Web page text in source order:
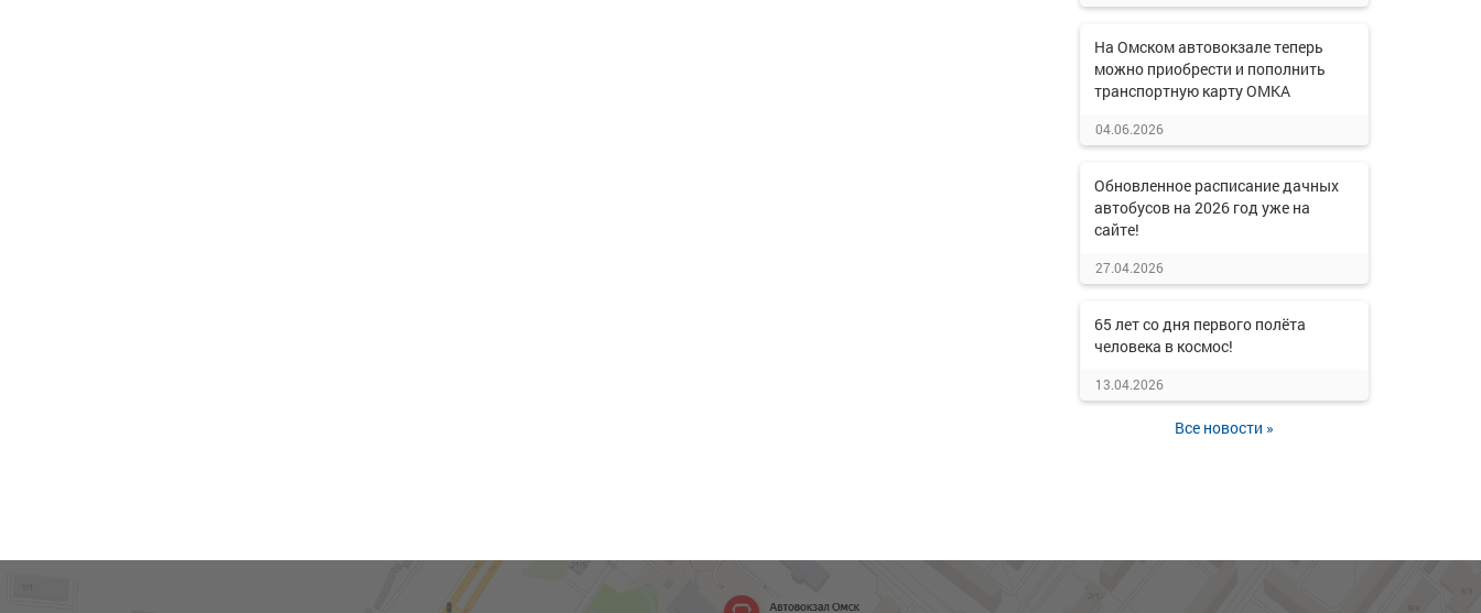
На Омском автовокзале теперь
можно приобрести и пополнить
транспортную карту ОМКА
04.06.2026
Обновленное расписание дачных
автобусов на 2026 год уже на
сайте!
27.04.2026
65 лет со дня первого полёта
человека в космос!
13.04.2026
Все новости »